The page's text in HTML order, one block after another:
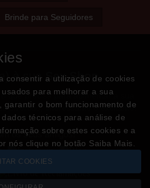
Brinde para Seguidores
à sua Sex Shop
que precisa para apimentar a sua
divertido, interessante e excitante!
os seus amigos!
consentir a utilização de cookies
para melhorar a sua
garantir o bom funcionamento de
técnicos para análise de
sobre estes cookies e a
nós clique no botão Saiba Mais.
COOKIES